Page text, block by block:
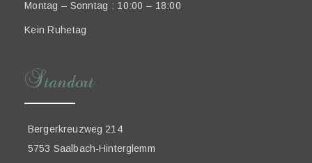
Montag – Sonntag : 10:00 – 18:00
Kein Ruhetag
Standort
Bergerkreuzweg 214
5753 Saalbach-Hinterglemm